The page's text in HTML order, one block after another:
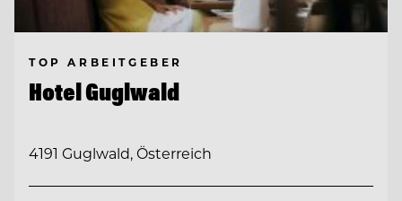
TOP ARBEITGEBER
Hotel Guglwald
4191 Guglwald, Österreich